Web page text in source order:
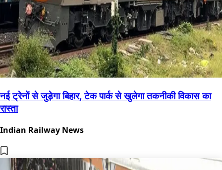
नई ट्रेनों से जुड़ेगा बिहार, टेक पार्क से खुलेगा तकनीकी विकास का
रास्ता
Indian Railway News